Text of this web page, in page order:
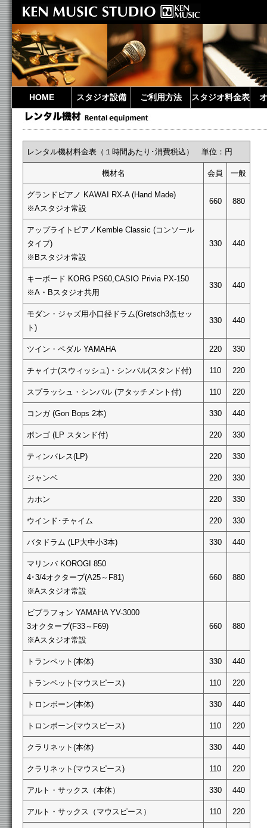
HOME スタジオ設備 ご利用方法 スタジオ料金表
レンタル機材料金表（１時間あたり･消費税込） 単位：円
機材名 会員 一般
グランドピアノ KAWAI RX-A (Hand Made)
※Aスタジオ常設
660 880
アップライトピアノKemble Classic (コンソール
タイプ)
※Bスタジオ常設
330 440
キーボード KORG PS60,CASIO Privia PX-150
※A・Bスタジオ共用
330 440
モダン・ジャズ用小口径ドラム(Gretsch3点セッ
ト)
330 440
ツイン・ペダル YAMAHA 220 330
チャイナ(スウィッシュ)・シンバル(スタンド付) 110 220
スプラッシュ・シンバル (アタッチメント付) 110 220
コンガ (Gon Bops 2本) 330 440
ボンゴ (LP スタンド付) 220 330
ティンバレス(LP) 220 330
ジャンベ 220 330
カホン 220 330
ウインド･チャイム 220 330
バタドラム (LP大中小3本) 330 440
マリンバ KOROGI 850
4･3/4オクターブ(A25～F81)
※Aスタジオ常設
660 880
ビブラフォン YAMAHA YV-3000
3オクターブ(F33～F69)
※Aスタジオ常設
660 880
トランペット(本体) 330 440
トランペット(マウスピース) 110 220
トロンボーン(本体) 330 440
トロンボーン(マウスピース) 110 220
クラリネット(本体) 330 440
クラリネット(マウスピース) 110 220
アルト・サックス（本体） 330 440
アルト・サックス（マウスピース） 110 220